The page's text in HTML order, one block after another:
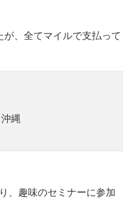
、全てマイルで支払って
縄
、趣味のセミナーに参加